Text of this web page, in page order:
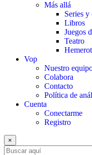
Más allá
Series y
Libros
Juegos
Teatro
Vop
Nuestro
Colabora
Contacto
Política de
Cuenta
Conectarme
Registro
×